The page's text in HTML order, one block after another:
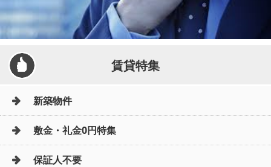
賃貸特集
新築物件
敷金・礼金0円特集
保証人不要